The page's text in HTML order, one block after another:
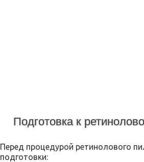
Подготовка к
Перед процедурой ретинолового
подготовки: